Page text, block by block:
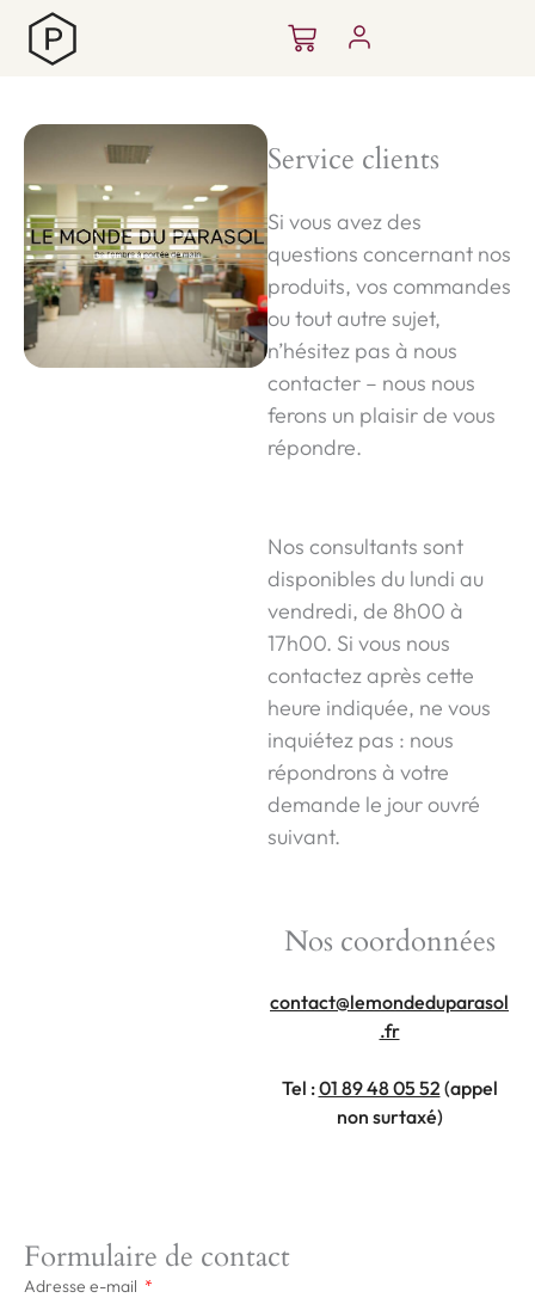
contenu
Panier
Service clients
Si vous avez des
questions concernant nos
produits, vos commandes
ou tout autre sujet,
n’hésitez pas à nous
contacter – nous nous
ferons un plaisir de vous
répondre.
Nos consultants sont
disponibles du lundi au
vendredi, de 8h00 à
17h00. Si vous nous
contactez après cette
heure indiquée, ne vous
inquiétez pas : nous
répondrons à votre
demande le jour ouvré
suivant.
Nos coordonnées
contact@lemondeduparasol
.fr
Tel :01 89 48 05 52 (appel
non surtaxé)
Formulaire de contact
Adresse e-mail